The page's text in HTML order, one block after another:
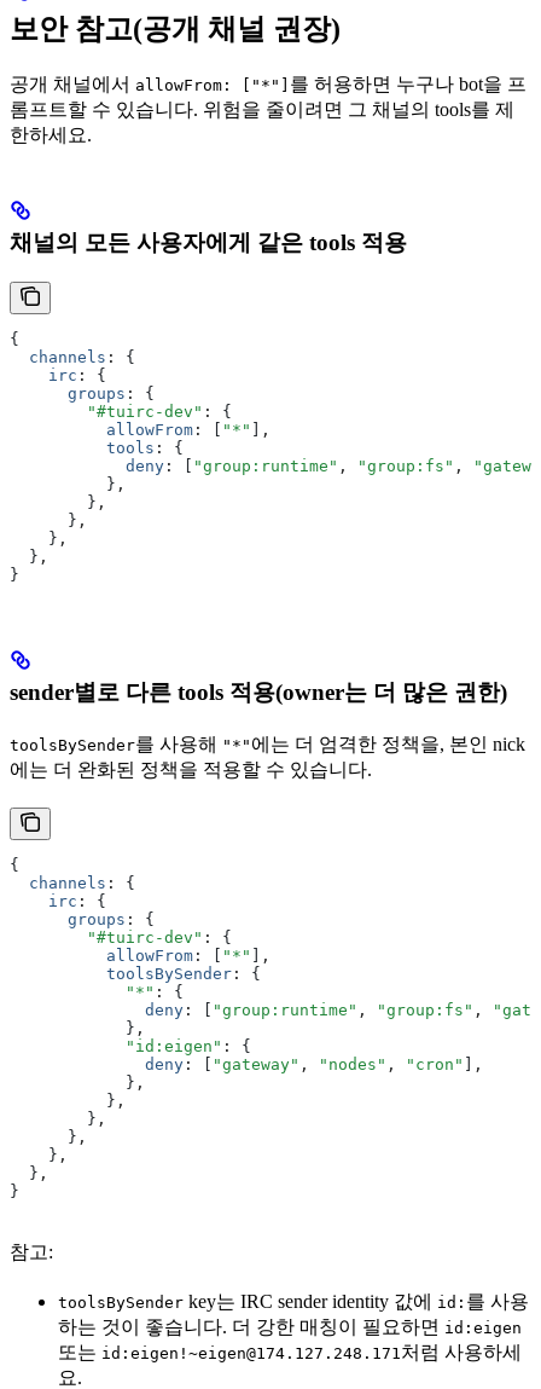
보안 참고(공개 채널 권장)
공개 채널에서 allowFrom: ["*"] 를 허용하면 누구나 bot을 프
롬프트할 수 있습니다. 위험을 줄이려면 그 채널의 tools를 제
한하세요.
채널의 모든 사용자에게 같은 tools 적용
{
  channels
:
{
    irc
:
{
      groups
:
{
        "#tuirc-dev"
:
{
          allowFrom
: "*"
,
          tools
:
{
            deny
: "group:runtime" , "group:fs" ,
          }
,
        }
,
      }
,
    }
,
  }
,
}
sender별로 다른 tools 적용(owner는 더 많은 권한)
toolsBySender를 사용해 "*" 에는 더 엄격한 정책을, 본인 nick
에는 더 완화된 정책을 적용할 수 있습니다.
{
  channels
:
{
    irc
:
{
      groups
:
{
        "#tuirc-dev"
:
{
          allowFrom
: [ "*" ] ,
          toolsBySender
:
{
            "*"
:
{
              deny
: [ "group:runtime" , "group:fs" ,
            }
,
            "id:eigen"
:
{
              deny
: [ "gateway" , "nodes" , "cron" ] ,
            }
,
          }
,
        }
,
      }
,
    }
,
  }
,
}
참고:
toolsBySender key는 IRC sender identity 값에 id: 를 사용
하는 것이 좋습니다. 더 강한 매칭이 필요하면 id:eigen
또는 id:eigen!~eigen@174.127.248.171 처럼 사용하세
요.